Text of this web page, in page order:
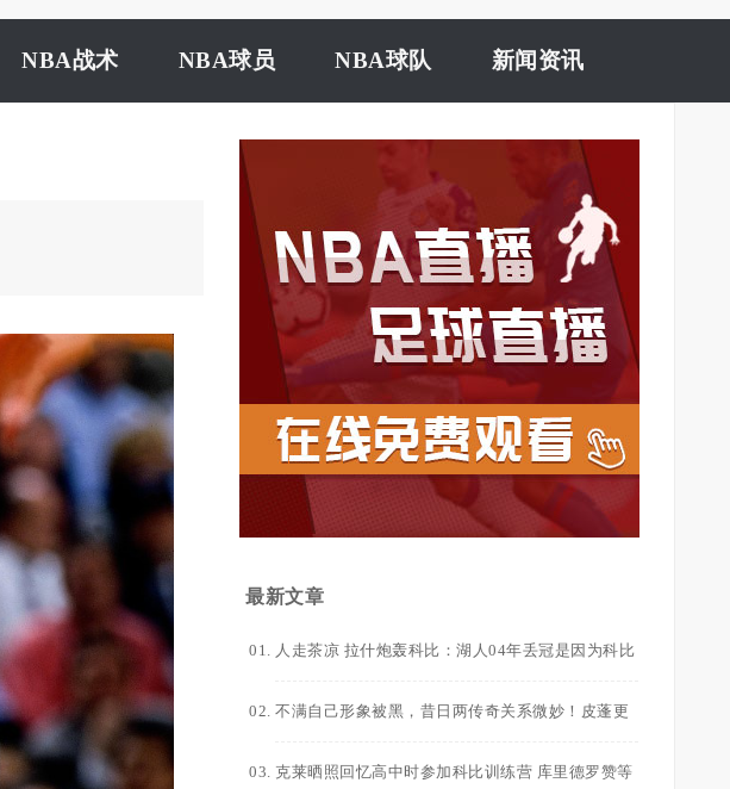
NBA战术 NBA球员 NBA球队 新闻资讯
最新文章
人走茶凉 拉什炮轰科比：湖人04年丢冠是因为科比
太自私了 他想拿FMVP
不满自己形象被黑，昔日两传奇关系微妙！皮蓬更
是直言科比已超越乔丹！
克莱晒照回忆高中时参加科比训练营 库里德罗赞等